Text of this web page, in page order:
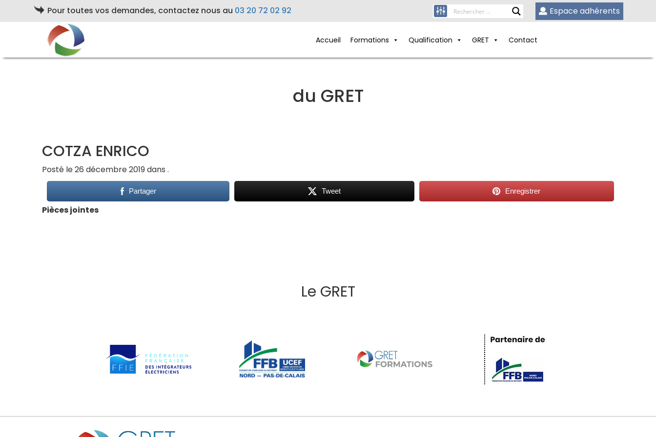
Pour toutes vos demandes, contactez nous au 03 20 72 02 92 Espace adhérents
Accueil Formations Qualification GRET Contact
du GRET
COTZA ENRICO
Posté le 26 décembre 2019 dans .
Partager Tweet Enregistrer
Pièces jointes
Le GRET